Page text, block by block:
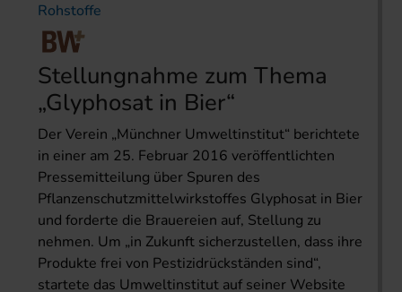
Rohstoffe
Stellungnahme zum Thema
„Glyphosat in Bier“
Der Verein „Münchner Umweltinstitut“ berichtete
in einer am 25. Februar 2016 veröffentlichten
Pressemitteilung über Spuren des
Pflanzenschutzmittelwirkstoffes Glyphosat in Bier
und forderte die Brauereien auf, Stellung zu
nehmen. Um „in Zukunft sicherzustellen, dass ihre
Produkte frei von Pestizidrückständen sind“,
startete das Umweltinstitut auf seiner Website